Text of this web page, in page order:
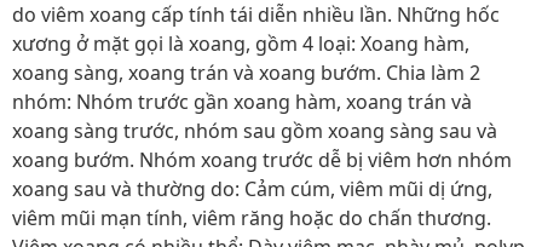
do viêm xoang cấp tính tái diễn nhiều lần. Những hốc
xương ở mặt gọi là xoang, gồm 4 loại: Xoang hàm,
xoang sàng, xoang trán và xoang bướm. Chia làm 2
nhóm: Nhóm trước gần xoang hàm, xoang trán và
xoang sàng trước, nhóm sau gồm xoang sàng sau và
xoang bướm. Nhóm xoang trước dễ bị viêm hơn nhóm
xoang sau và thường do: Cảm cúm, viêm mũi dị ứng,
viêm mũi mạn tính, viêm răng hoặc do chấn thương.